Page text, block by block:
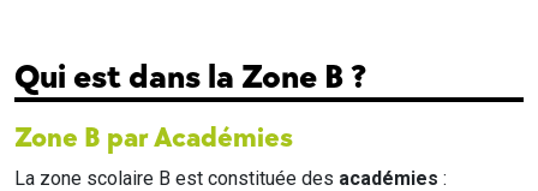
Qui est dans la Zone B ?
Zone B par Académies
La zone scolaire B est constituée des académies :